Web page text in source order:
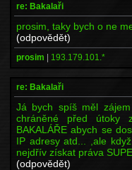
re: Bakalaři
prosim, taky bych o ne
(odpovědět)
prosim | 193.179.101.*
re: Bakalaři
Já bych spíš měl
chráněné před útoky
BAKALÁŘE abych se
IP adresy atd... ,ale
nejdřív získat práva
(odpovědět)